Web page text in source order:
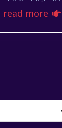
जाता है। एक
read more